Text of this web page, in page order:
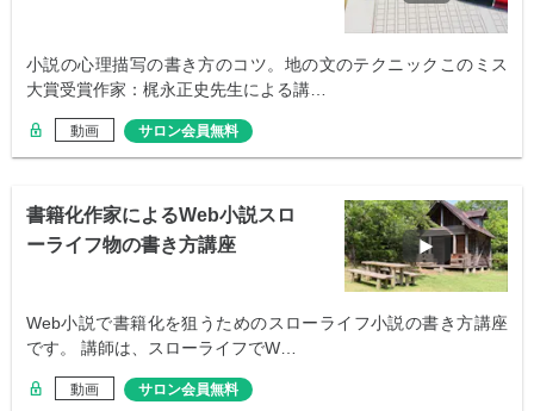
小説の心理描写の書き方のコツ。地の文のテクニックこのミス
大賞受賞作家：梶永正史先生による講…
動画 サロン会員無料
書籍化作家によるWeb小説スロ
ーライフ物の書き方講座
Web小説で書籍化を狙うためのスローライフ小説の書き方講座
です。 講師は、スローライフでW…
動画 サロン会員無料